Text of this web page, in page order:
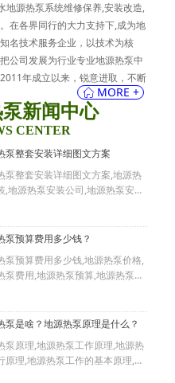
泵整套安装详细图文方案
泵整套安装详细图文方案,地源热
,地源热泵安装公司,地源热泵安装
泵安装方案,地源热泵安装价格,地
装步骤,地源热泵安装协议,地源热
合同,地源热泵安装流程,地源热泵
处,地源热泵安装目的,地源热泵安
性,地源热泵安装项目,地源热泵安
,地源热泵安装服务,地源热泵安装
源热泵安装要求,地源热泵安装规
泵预算费用多少钱？
泵预算费用多少钱,地源热泵价格,
泵费用,地源热泵预算,地源热泵造
泵每平米多少钱,地源热泵每平米
,地源热泵每平米造价,地源热泵价
,地源热泵价格成本,地源热泵费用
泵是啥？地源热泵原理是什么？
泵原理,地源热泵工作原理,地源热
原理,地源热泵工作的基本原理,地
新闻中心
CENTER
ꀇ MORE +
地源热泵系统维修保养,安装改造,
在各界同行的大力支持下,成为地
名技术服务企业，以技术为核
公司发展为行业专业地源热泵中
年成立以来，锐意进取，不断
及地源热泵中央空调制造厂商建
有土壤源热泵,中水源热泵,污水源
热泵,单井式水源热泵,交替抽灌式
热泵,海水源热泵,中层地热源热
,维修,清洗,保养,托管,维保,安装,
。自有地源热泵专业技术服务队
营托管各种地源热泵,水源热泵系
料库房,并配有售后服务车辆，北
热泵系统的各种售后应急故障维
源热泵,横埋式土壤源热泵,中水源
泵,江水源热泵,单井式水源热泵,
热泵,湖水源热泵,海水源热泵,中
热泵中央空调系统打造高端专业
节能改造方案。
限公司企业文化:企业目标 ——为舒
续的生活环境而奋斗！企业宗旨